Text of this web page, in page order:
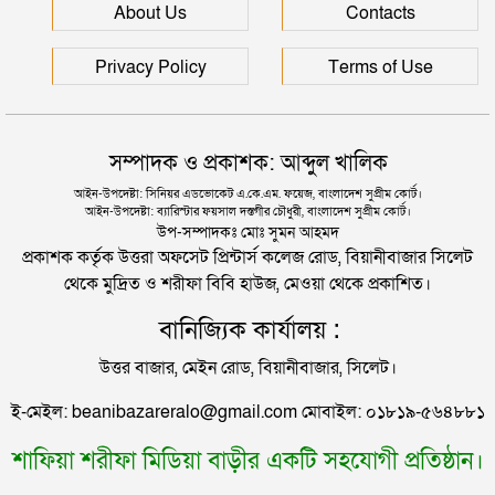
সিলেট সীমান্তে প্রায় কোটি টাকার ভারতীয় পণ্য জব্দ
সিলেটে মৃত্যুর মিছিলে আরও দুই জন
ভালোবাসার টানে চীনের যুবক সিলেটে, অতঃপর যা ঘটলো..
বাংলাদেশি নিহত
সিলেটে আরও ৩ জনের প্রাণহানী, পরিস্থিতি এখনো ভয়াবহ
মহেশখালীর মাতারবাড়িতে পৌঁছেছেন প্রধানমন্ত্রী
হেলিকপ্টারে মহেশখালীর পথে প্রধানমন্ত্রী
পিকআপসহ তিনজনকে ধরল সিলেট র‌্যাব
নতুন কর্মসূচির ঘোষণা জামায়াত জোটের
About Us Contacts
Privacy Policy Terms of Use
সম্পাদক ও প্রকাশক: আব্দুল খালিক
আইন-উপদেষ্টা: সিনিয়র এডভোকেট এ.কে.এম. ফয়েজ, বাংলাদেশ সুপ্রীম কোর্ট।
আইন-উপদেষ্টা: ব্যারিস্টার ফয়সাল দস্তগীর চৌধুরী, বাংলাদেশ সুপ্রীম কোর্ট।
উপ-সম্পাদকঃ মোঃ সুমন আহমদ
প্রকাশক কর্তৃক উত্তরা অফসেট প্রিন্টার্স কলেজ রোড, বিয়ানীবাজার সিলেট
থেকে মুদ্রিত ও শরীফা বিবি হাউজ, মেওয়া থেকে প্রকাশিত।
বানিজ্যিক কার্যালয় :
উত্তর বাজার, মেইন রোড, বিয়ানীবাজার, সিলেট।
ই-মেইল: beanibazareralo@gmail.com মোবাইল: ০১৮১৯-৫৬৪৮৮১
শাফিয়া শরীফা মিডিয়া বাড়ীর একটি সহযোগী প্রতিষ্ঠান।